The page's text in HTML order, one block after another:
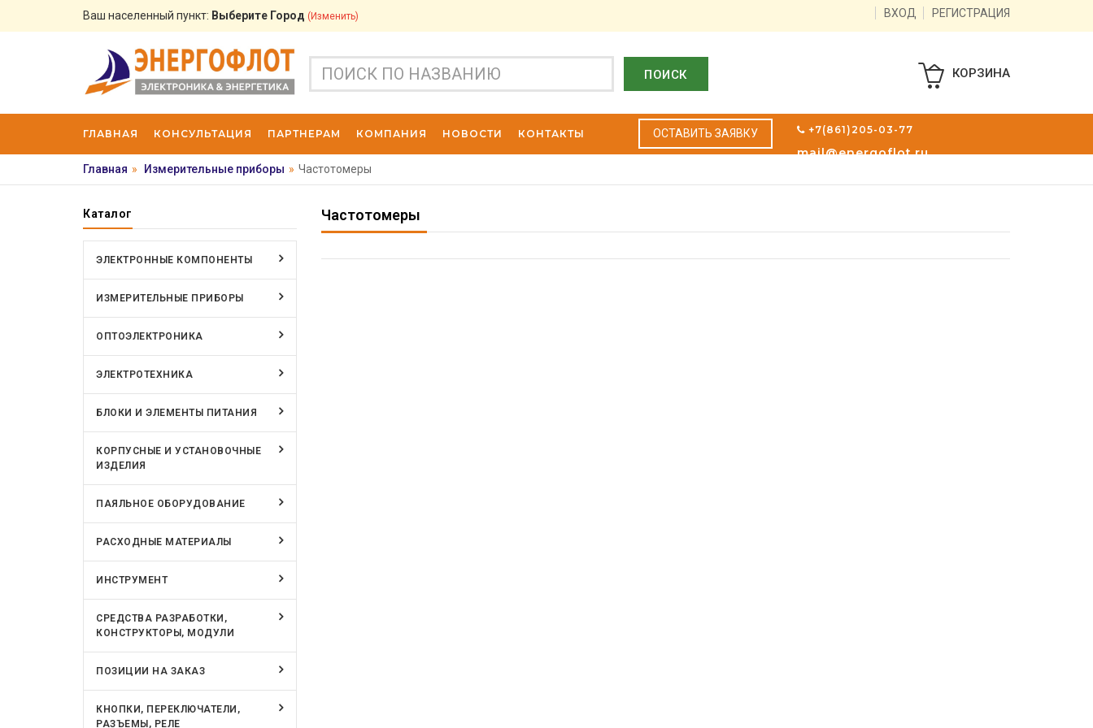
Ваш населенный пункт: Выберите Город (изменить) ВХОД РЕГИСТРАЦИЯ
ПОИСК КОРЗИНА
ГЛАВНАЯ КОНСУЛЬТАЦИЯ ПАРТНЕРАМ КОМПАНИЯ НОВОСТИ КОНТАКТЫ ОСТАВИТЬ ЗАЯВКУ +7(861)205-03-77
mail@energoflot.ru
Главная » Измерительные приборы » Частотомеры
Частотомеры
Каталог
ЭЛЕКТРОННЫЕ КОМПОНЕНТЫ
ИЗМЕРИТЕЛЬНЫЕ ПРИБОРЫ
ОПТОЭЛЕКТРОНИКА
ЭЛЕКТРОТЕХНИКА
БЛОКИ И ЭЛЕМЕНТЫ ПИТАНИЯ
КОРПУСНЫЕ И УСТАНОВОЧНЫЕ
ИЗДЕЛИЯ
ПАЯЛЬНОЕ ОБОРУДОВАНИЕ
РАСХОДНЫЕ МАТЕРИАЛЫ
ИНСТРУМЕНТ
СРЕДСТВА РАЗРАБОТКИ,
КОНСТРУКТОРЫ, МОДУЛИ
ПОЗИЦИИ НА ЗАКАЗ
КНОПКИ, ПЕРЕКЛЮЧАТЕЛИ,
РАЗЪЕМЫ, РЕЛЕ